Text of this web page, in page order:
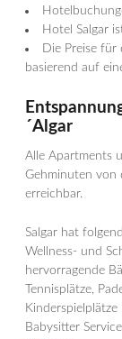
Hotel Salgar
Die Preise für
basierend auf
´Algar
Alle Apartments
Gehminuten von
erreichbar.
Salgar hat
Wellness- und
hervorragende
Tennisplätze,
Babysitter